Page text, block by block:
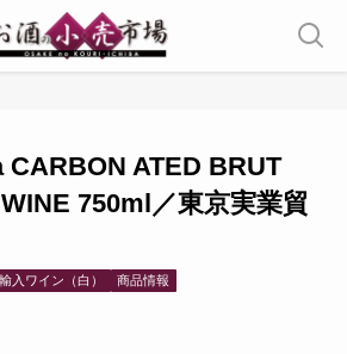
CARBON ATED BRUT
750ml／東京実業貿
輸入ワイン（白） 商品情報